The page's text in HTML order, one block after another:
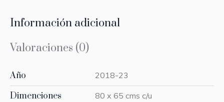
Información adicional
Valoraciones (0)
Año 2018-23
Dimenciones 80 x 65 cms c/u